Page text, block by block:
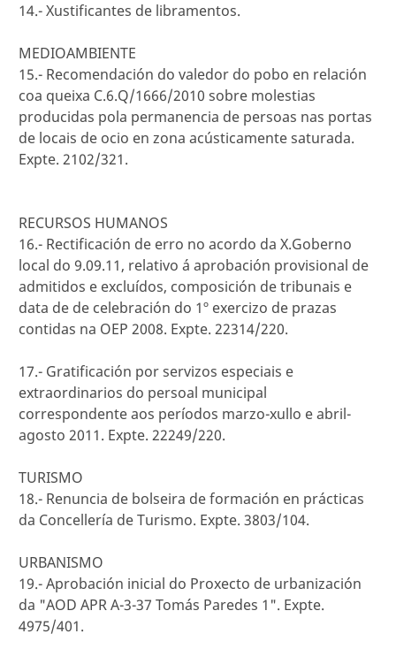
14.- Xustificantes de libramentos.
MEDIOAMBIENTE
15.- Recomendación do valedor do pobo en relación
coa queixa C.6.Q/1666/2010 sobre molestias
producidas pola permanencia de persoas nas portas
de locais de ocio en zona acústicamente saturada.
Expte. 2102/321.
RECURSOS HUMANOS
16.- Rectificación de erro no acordo da X.Goberno
local do 9.09.11, relativo á aprobación provisional de
admitidos e excluídos, composición de tribunais e
data de de celebración do 1º exercizo de prazas
contidas na OEP 2008. Expte. 22314/220.
17.- Gratificación por servizos especiais e
extraordinarios do persoal municipal
correspondente aos períodos marzo-xullo e abril-
agosto 2011. Expte. 22249/220.
TURISMO
18.- Renuncia de bolseira de formación en prácticas
da Concellería de Turismo. Expte. 3803/104.
URBANISMO
19.- Aprobación inicial do Proxecto de urbanización
da "AOD APR A-3-37 Tomás Paredes 1". Expte.
4975/401.